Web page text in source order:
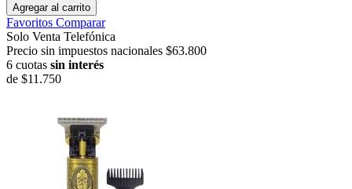
Agregar al carrito
Favoritos Comparar
Solo Venta Telefónica
Precio sin impuestos nacionales $63.800
6 cuotas sin interés
de $11.750